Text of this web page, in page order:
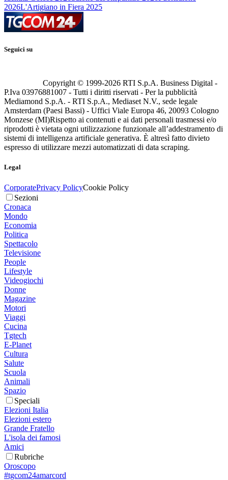
2026L'Artigiano in Fiera 2025
Seguici su
Copyright © 1999-2026 RTI S.p.A. Business Digital -
P.Iva 03976881007 - Tutti i diritti riservati - Per la pubblicità
Mediamond S.p.A. - RTI S.p.A., Mediaset N.V., sede legale
Amsterdam (Paesi Bassi) - Uffici Viale Europa 46, 20093 Cologno
Monzese (MI)Rispetto ai contenuti e ai dati personali trasmessi e/o
riprodotti è vietata ogni utilizzazione funzionale all’addestramento di
sistemi di intelligenza artificiale generativa. È altresì fatto divieto
espresso di utilizzare mezzi automatizzati di data scraping.
Legal
CorporatePrivacy PolicyCookie Policy
Sezioni
Cronaca
Mondo
Economia
Politica
Spettacolo
Televisione
People
Lifestyle
Videogiochi
Donne
Magazine
Motori
Viaggi
Cucina
Tgtech
E-Planet
Cultura
Salute
Scuola
Animali
Spazio
Speciali
Elezioni Italia
Elezioni estero
Grande Fratello
L'isola dei famosi
Amici
Rubriche
Oroscopo
#tgcom24amarcord